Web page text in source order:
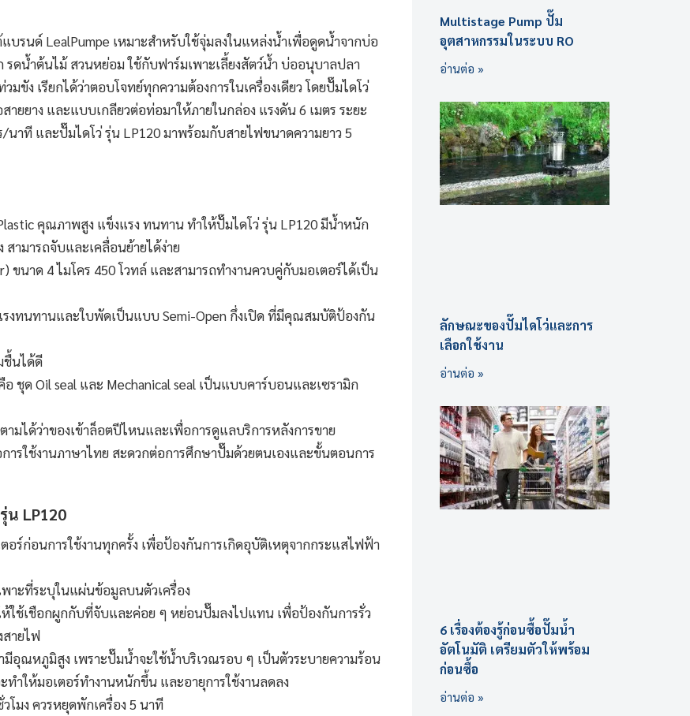
บรนด์ LealPumpe เหมาะสำหรับใช้จุ่มลงในแหล่งน้ำเพื่อดูดน้ำจากบ่อ
รดน้ำต้นไม้ สวนหย่อม ใช้กับฟาร์มเพาะเลี้ยงสัตว์น้ำ บ่ออนุบาลปลา
ขัง เรียกได้ว่าตอบโจทย์ทุกความต้องการในเครื่องเดียว โดยปั๊มไดโว่
ยยาง และแบบเกลียวต่อท่อมาให้ภายในกล่อง แรงดัน 6 เมตร ระยะ
นาที และปั๊มไดโว่ รุ่น LP120 มาพร้อมกับสายไฟขนาดความยาว 5
คุณภาพสูง แข็งแรง ทนทาน ทำให้ปั๊มไดโว่รุ่น LP120 มีน้ำหนัก
ามารถจับและเคลื่อนย้ายได้ง่าย
ขนาด 4 ไมโคร 450 โวทล์ และสามารถทำงานควบคู่กับมอเตอร์ได้เป็น
งทนทานและใบพัดเป็นแบบ Semi-Open กึ่งเปิด ที่มีคุณสมบัติป้องกัน
ชื้นได้ดี
ชุด Oil seal และ Mechanical seal เป็นแบบคาร์บอนและเซรามิก
ามได้ว่าของเข้าล็อตปีไหนและเพื่อการดูแลบริการหลังการขาย
รใช้งานภาษาไทย สะดวกต่อการศึกษาปั๊มด้วยตนเองและขั้นตอนการ
น LP120
ร์ก่อนการใช้งานทุกครั้ง เพื่อป้องกันการเกิดอุบัติเหตุจากกระแสไฟฟ้า
าะที่ระบุในแผ่นข้อมูลบนตัวเครื่อง
ใช้เชือกผูกกับที่จับและค่อย ๆ หย่อนปั๊มลงไปแทน เพื่อป้องกันการรั่ว
ายไฟ
ณหภูมิสูง เพราะปั๊มน้ำจะใช้น้ำบริเวณรอบ ๆ เป็นตัวระบายความร้อน
ำให้มอเตอร์ทำงานหนักขึ้น และอายุการใช้งานลดลง
โมง ควรหยุดพักเครื่อง 5 นาที
Multistage Pump ปั๊ม
อุตสาหกรรมในระบบ RO
อ่านต่อ »
ลักษณะของปั๊มไดโว่และการ
เลือกใช้งาน
อ่านต่อ »
6 เรื่องต้องรู้ก่อนซื้อปั๊มน้ำ
อัตโนมัติ เตรียมตัวให้พร้อม
ก่อนซื้อ
อ่านต่อ »